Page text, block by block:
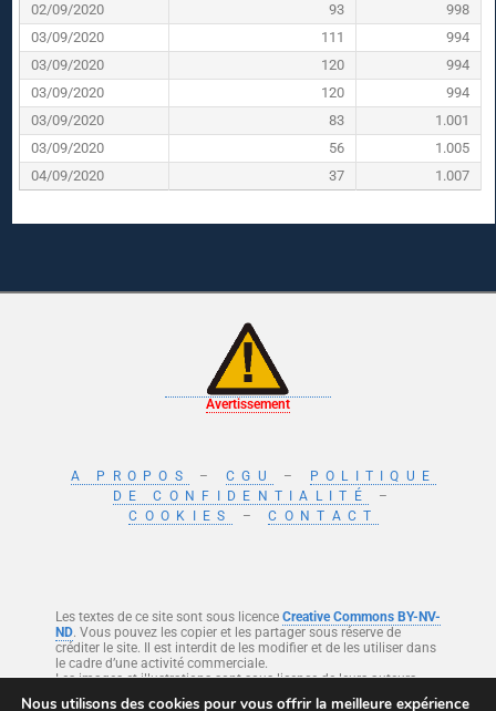
02/09/2020
93
998
03/09/2020
111
994
03/09/2020
120
994
03/09/2020
120
994
03/09/2020
83
1.001
03/09/2020
56
1.005
04/09/2020
37 1.007
Avertissement
A PROPOS – CGU –
POLITIQUE
DE CONFIDENTIALITÉ
–
COOKIES
–CONTACT
Les textes de ce site sont sous licence Creative Commons BY-NV-
ND. Vous pouvez les copier et les partager sous réserve de
créditer le site. Il est interdit de les modifier et de les utiliser dans
le cadre d’une activité commerciale.
Les images et illustrations sont sous licence de leurs auteurs.
Nous utilisons des cookies pour vous offrir la meilleure expérience